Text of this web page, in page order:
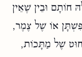
חוֹתָם וּבֵין שֶׁאֵין
אוֹ שֶׁל צֶמֶר,
שֶׁל מַתָּכוֹת,